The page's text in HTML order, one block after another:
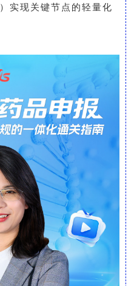
）实现关键节点的轻量化